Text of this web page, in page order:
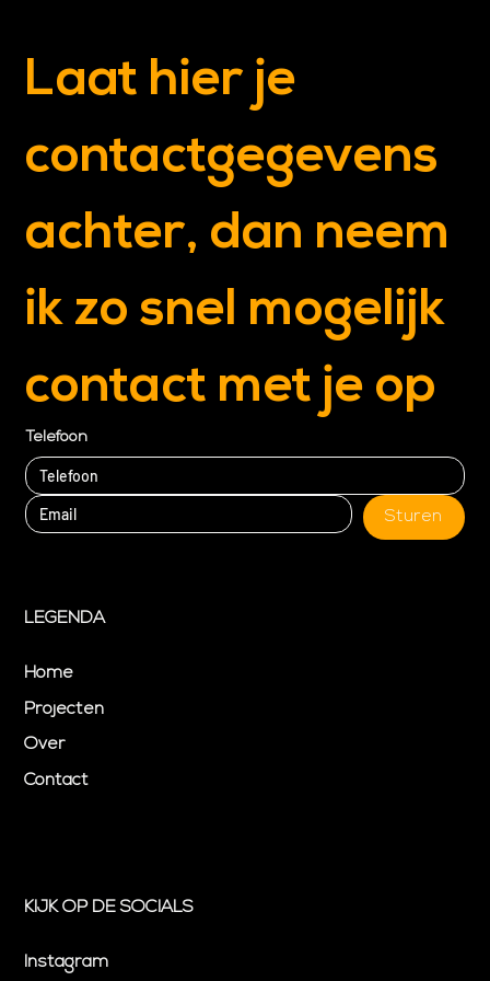
Laat hier je
contactgegevens
achter, dan neem
ik zo snel mogelijk
contact met je op
Telefoon
Sturen
LEGENDA
Home
Projecten
Over
Contact
KIJK OP DE SOCIALS
Instagram